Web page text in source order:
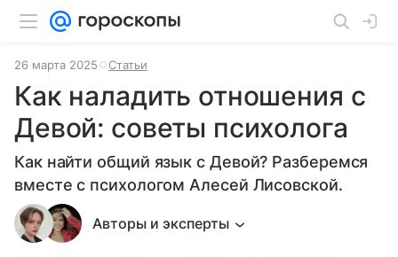
26 марта 2025 Статьи
Как наладить отношения с
Девой: советы психолога
Как найти общий язык с Девой? Разберемся
вместе с психологом Алесей Лисовской.
Авторы и эксперты